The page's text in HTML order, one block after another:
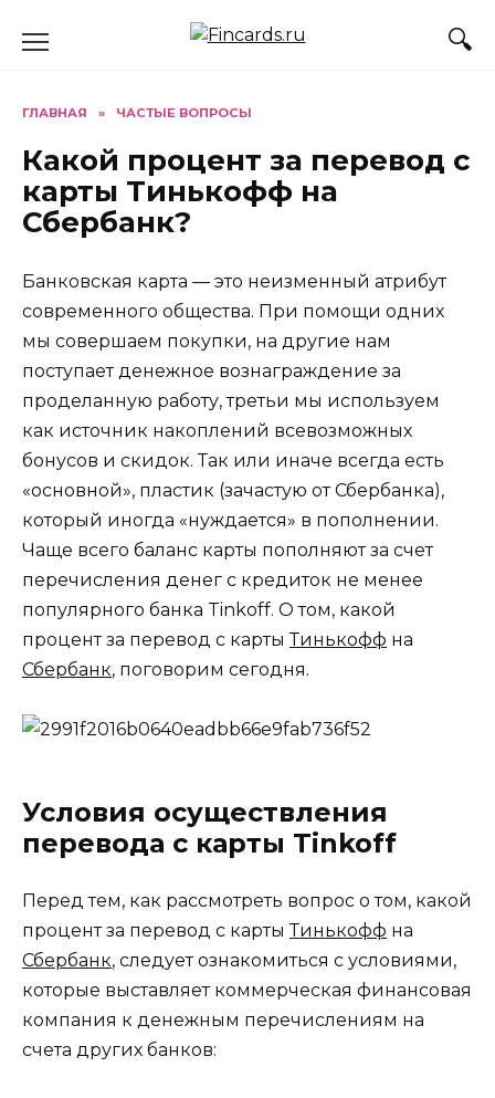
ГЛАВНАЯ » ЧАСТЫЕ ВОПРОСЫ
Какой процент за перевод с
карты Тинькофф на
Сбербанк?
Банковская карта — это неизменный атрибут
современного общества. При помощи одних
мы совершаем покупки, на другие нам
поступает денежное вознаграждение за
проделанную работу, третьи мы используем
как источник накоплений всевозможных
бонусов и скидок. Так или иначе всегда есть
«основной», пластик (зачастую от Сбербанка),
который иногда «нуждается» в пополнении.
Чаще всего баланс карты пополняют за счет
перечисления денег с кредиток не менее
популярного банка Tinkoff. О том, какой
процент за перевод с карты Тинькофф на
Сбербанк, поговорим сегодня.
Условия осуществления
перевода с карты Tinkoff
Перед тем, как рассмотреть вопрос о том, какой
процент за перевод с карты Тинькофф на
Сбербанк, следует ознакомиться с условиями,
которые выставляет коммерческая финансовая
компания к денежным перечислениям на
счета других банков: